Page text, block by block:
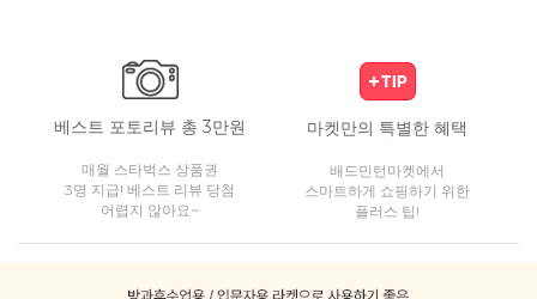
베스트 포토리뷰 총 3만원
매월 스타벅스 상품권
3명 지급! 베스트 리뷰 당첨
어렵지 않아요~
마켓만의 특별한 혜택
배드민턴마켓에서
스마트하게 쇼핑하기 위한
플러스 팁!